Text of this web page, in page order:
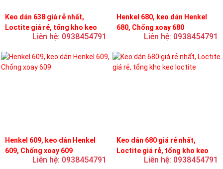
Keo dán 638 giá rẻ nhất,
Loctite giá rẻ, tổng kho keo
Liên hệ: 0938454791
Henkel 680, keo dán Henkel
680, Chống xoay 680
Liên hệ: 0938454791
Henkel 609, keo dán Henkel
609, Chống xoay 609
Liên hệ: 0938454791
Keo dán 680 giá rẻ nhất,
Loctite giá rẻ, tổng kho keo
Liên hệ: 0938454791